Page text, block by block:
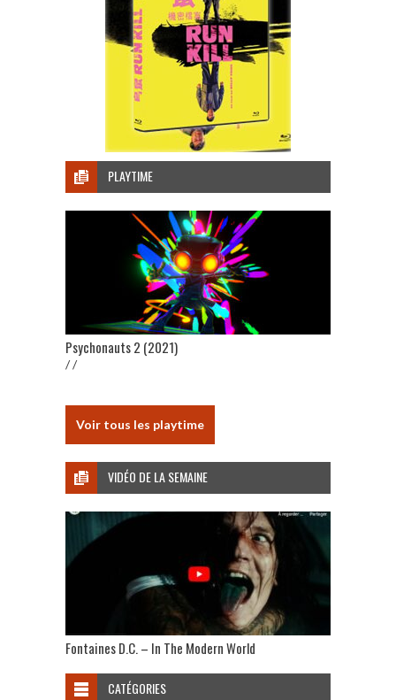
PLAYTIME
Psychonauts 2 (2021)
/ /
Voir tous les playtime
VIDÉO DE LA SEMAINE
Fontaines D.C. – In The Modern World
CATÉGORIES